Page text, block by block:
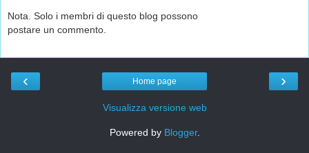
Nota. Solo i membri di questo blog possono
postare un commento.
‹ ›
Home page
Visualizza versione web
Powered by Blogger.